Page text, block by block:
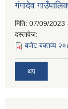
गंगादेव
मिति: 07/09/2023
दस्तावेज:
बजेट बक्तव्य
थप